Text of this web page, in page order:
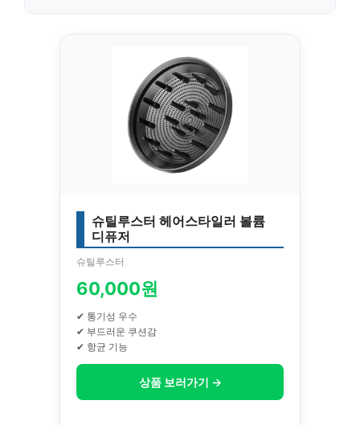
슈틸루스터 헤어스타일러 볼륨
디퓨저
슈틸루스터
60,000원
✔ 통기성 우수
✔ 부드러운 쿠션감
✔ 항균 기능
상품 보러가기 →